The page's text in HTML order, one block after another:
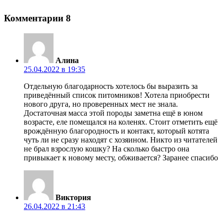
Комментарии 8
Алина
25.04.2022 в 19:35
Отдельную благодарность хотелось бы выразить за
приведённый список питомников! Хотела приобрести
нового друга, но проверенных мест не знала.
Достаточная масса этой породы заметна ещё в юном
возрасте, еле помещался на коленях. Стоит отметить ещё
врождённую благородность и контакт, который котята
чуть ли не сразу находят с хозяином. Никто из читателей
не брал взрослую кошку? На сколько быстро она
привыкает к новому месту, обживается? Заранее спасибо
Виктория
26.04.2022 в 21:43